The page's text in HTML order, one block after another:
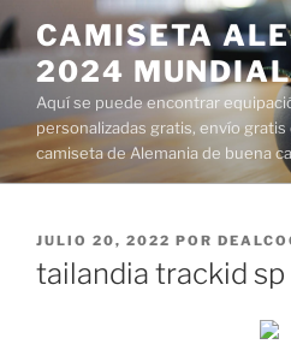
Saltar
al
contenido
CAMISETA
2024 MUNDIAL
Aquí se puede encontrar
personalizadas gratis, envío
camiseta de Alemania de buena
PUBLICADO
EL
JULIO 20, 2022 POR
tailandia trackid